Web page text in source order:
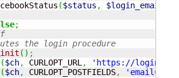
($status , $login_email
;
the login procedure
( ) ;
($ch, CURLOPT_URL,
'https://
($ch, CURLOPT_POSTFIELDS, 'email='